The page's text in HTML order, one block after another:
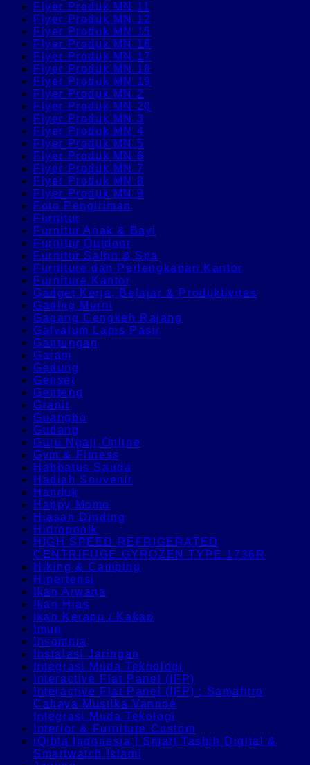
Flyer Produk MN 11
Flyer Produk MN 12
Flyer Produk MN 15
Flyer Produk MN 16
Flyer Produk MN 17
Flyer Produk MN 18
Flyer Produk MN 19
Flyer Produk MN 2
Flyer Produk MN 20
Flyer Produk MN 3
Flyer Produk MN 4
Flyer Produk MN 5
Flyer Produk MN 6
Flyer Produk MN 7
Flyer Produk MN 8
Flyer Produk MN 9
Foto Pengiriman
Furnitur
Furnitur Anak & Bayi
Furnitur Outdoor
Furnitur Salon & Spa
Furniture dan Perlengkapan Kantor
Furniture Kantor
Gadget Kerja, Belajar & Produktivitas
Gading Murni
Gagang Cengkeh Rajang
Galvalum Lapis Pasir
Gantungan
Garam
Gedung
Genset
Genteng
Granit
Guangbo
Gudang
Guru Ngaji Online
Gym & Fitness
Habbatus Sauda
Hadiah Souvenir
Handuk
Happy Momo
Hiasan Dinding
Hidroponik
HIGH SPEED REFRIGERATED
CENTRIFUGE GYROZEN TYPE 1736R
Hiking & Camping
Hipertensi
Ikan Arwana
Ikan Hias
Ikan Kerapu / Kakap
Imun
Insomnia
Instalasi Jaringan
Integrasi Muda Teknologi
Interactive Flat Panel (IFP)
Interactive Flat Panel (IFP) : Samafitro
Cahaya Mustika Vannoe
Integrasi Muda Tekologi
Interior & Furniture Custom
iQibla Indonesia | Smart Tasbih Digital &
Smartwatch Islami